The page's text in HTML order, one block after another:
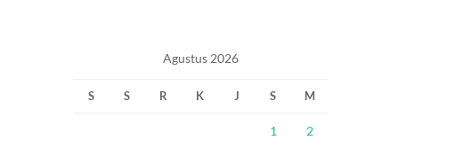
Agustus 2026
S S R K J S M
1 2